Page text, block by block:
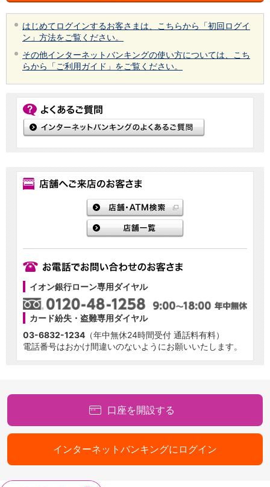
はじめてログインするお客さまは、こちらから「初回ログイ
ン」方法をご覧ください。
その他インターネットバンキングの使い方については、こち
らから「ご利用ガイド」をご覧ください。
イオン銀行ローン専用ダイヤル
カード紛失・盗難専用ダイヤル
03-6832-1234 （年中無休24時間受付 通話料有料）
電話番号はおかけ間違いのないようにお願いいたします。
口座を開設する
インターネットバンキングにログイン